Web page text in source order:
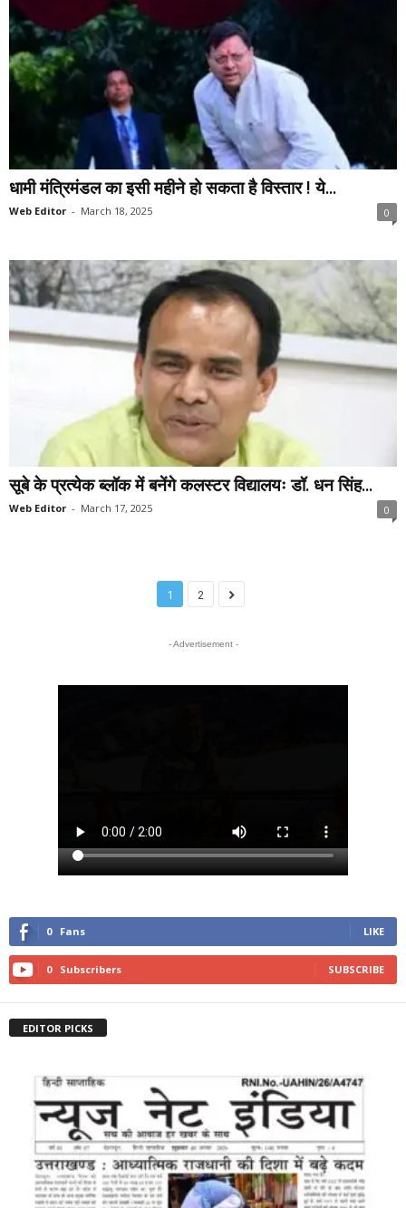
धामी मंत्रिमंडल का इसी महीने हो सकता है विस्तार ! ये...
Web Editor - March 18, 2025 0
सूबे के प्रत्येक ब्लॉक में बनेंगे कलस्टर विद्यालयः डॉ. धन सिंह...
Web Editor - March 17, 2025 0
1 2
- Advertisement -
0 Fans LIKE
0 Subscribers SUBSCRIBE
EDITOR PICKS